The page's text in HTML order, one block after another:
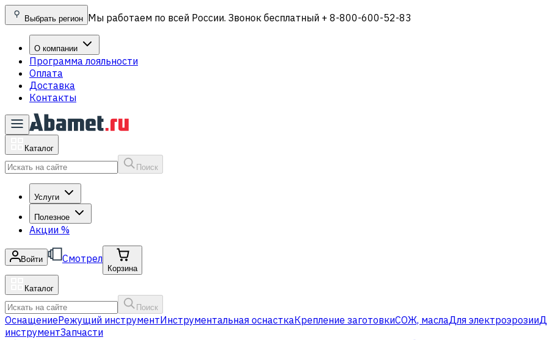
Выбрать регион Мы работаем по всей России. Звонок бесплатный + 8-800-600-52-83
О компании
Программа лояльности
Оплата
Доставка
Контакты
Каталог
Поиск
Услуги
Полезное
Акции %
Войти Смотрел
Корзина
Каталог
Поиск
ОснащениеРежущий инструментИнструментальная оснасткаКрепление заготовкиСОЖ, маслаДля электроэрозии
инструментЗапчасти